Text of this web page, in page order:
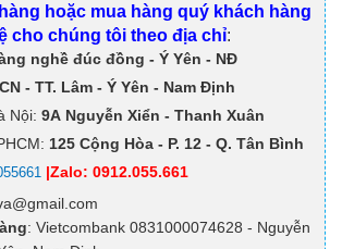
hoặc mua hàng quý khách hàng
cho chúng tôi theo địa chỉ:
nghề đúc đồng - Ý Yên - NĐ
- TT. Lâm - Ý Yên - Nam Định
Nội: 9A Nguyễn Xiển - Thanh Xuân
125 Cộng Hòa - P. 12 - Q. Tân Bình
|Zalo: 0912.055.661
: Vietcombank 0831000074628 - Nguyễn